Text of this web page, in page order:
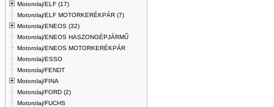
Motorolaj/ELF (17)
Motorolaj/ELF MOTORKERÉKPÁR (7)
Motorolaj/ENEOS (32)
Motorolaj/ENEOS HASZONGÉPJÁRMŰ
Motorolaj/ENEOS MOTORKERÉKPÁR
Motorolaj/ESSO
Motorolaj/FENDT
Motorolaj/FINA
Motorolaj/FORD (2)
Motorolaj/FUCHS